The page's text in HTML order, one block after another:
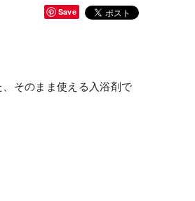
Save
そのまま使える入浴剤で